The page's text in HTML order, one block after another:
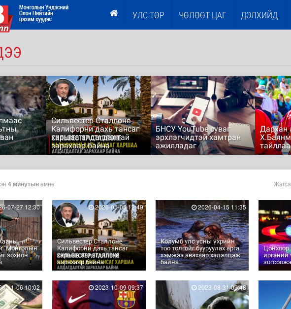
УЛС ТӨР ЧӨЛӨӨТ ЦАГ ДЭЛХИЙД
Сильвестер Сталлоне
Калифорни дахь тансаг
харшаа алдагдалтай
зарахаар байна
БНСУ YouTube суваг
эрхлэгчидтэй хамтран
ажилладаг
Дархан
тайллаа
4 минутынөмнө
"Монголын
зохион
07-27 12:30
Сильвестер Сталлоне
Калифорни дахь тансаг
харшаа алдагдалтай
зарахаар байна
2026-05-05 12:49
Колумб улс усны үхрийн
тоо толгойг бууруулах арга
хэмжээ авахаар хэлэлцэж
байна
2026-04-15 11:35
Цонхоор
иргэний
11-06 10:02 2023-10-09 09:37 2023-08-31 09:48